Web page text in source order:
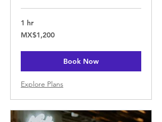
1 hr
1,200
Mexican
MX$1,200
Book Now
Explore Plans